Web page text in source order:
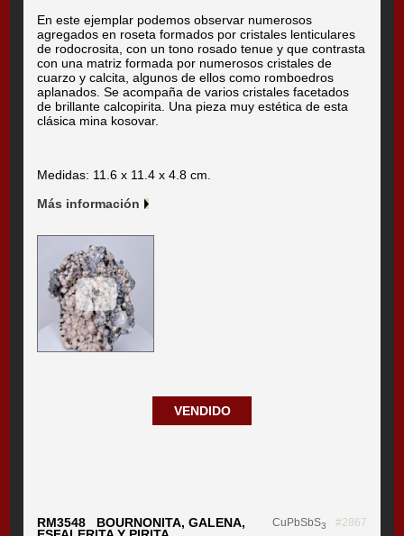
En este ejemplar podemos observar numerosos
agregados en roseta formados por cristales lenticulares
de rodocrosita, con un tono rosado tenue y que contrasta
con una matriz formada por numerosos cristales de
cuarzo y calcita, algunos de ellos como romboedros
aplanados. Se acompaña de varios cristales facetados
de brillante calcopirita. Una pieza muy estética de esta
clásica mina kosovar.
Medidas: 11.6 x 11.4 x 4.8 cm.
Más información
VENDIDO
RM3548 BOURNONITA, GALENA,
CuPbSbS3 #2867